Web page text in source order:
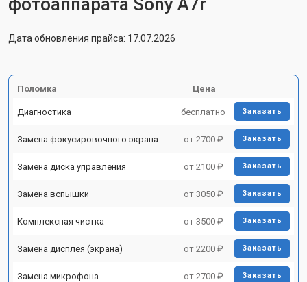
фотоаппарата Sony A7r
Дата обновления прайса: 17.07.2026
Поломка Цена
Диагностика бесплатно Заказать
Замена фокусировочного экрана от 2700 ₽ Заказать
Замена диска управления от 2100 ₽ Заказать
Замена вспышки от 3050 ₽ Заказать
Комплексная чистка от 3500 ₽ Заказать
Замена дисплея (экрана) от 2200 ₽ Заказать
Замена микрофона от 2700 ₽ Заказать